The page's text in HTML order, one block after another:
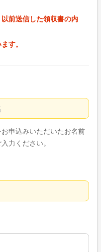
前送信した領収書の内
す。
の名
申込みいただいたお名前
力ください。